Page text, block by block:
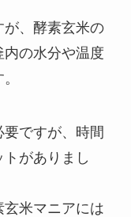
が、酵素玄米の
の水分や温度
ですが、時間
がありまし
米マニアには